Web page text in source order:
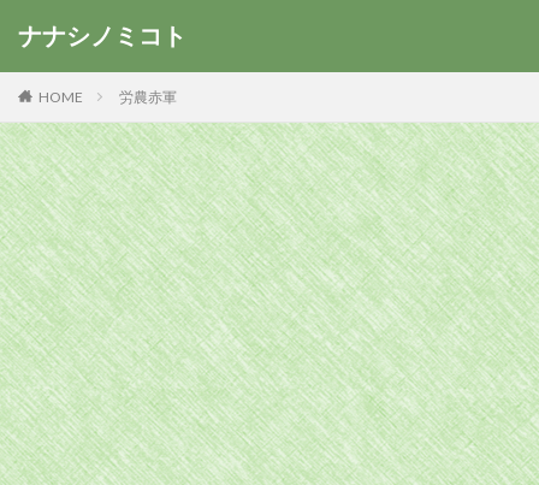
ナナシノミコト
HOME 労農赤軍